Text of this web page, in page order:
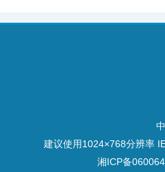
建议使用1024×768分辨率
湘ICP备